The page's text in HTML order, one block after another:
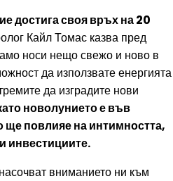
достига своя връх на 20
Кайл Томас казва пред
носи нещо свежо и ново в
да използвате енергията
да изградите нови
новолунието е във
ще повлияе на интимността,
инвестициите.
вниманието ни към